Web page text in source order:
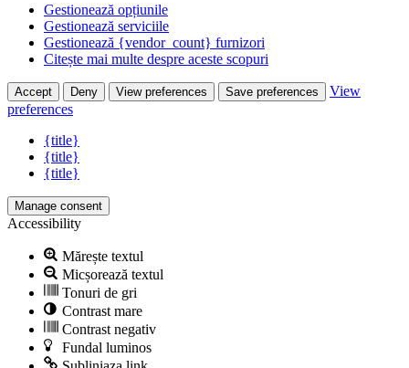
Gestionează opțiunile
Gestionează serviciile
Gestionează {vendor_count} furnizori
Citește mai multe despre aceste scopuri
Accept Deny View preferences Save preferences
View
preferences
{title}
{title}
{title}
Manage consent
Accessibility
Mărește textul
Micșorează textul
Tonuri de gri
Contrast mare
Contrast negativ
Fundal luminos